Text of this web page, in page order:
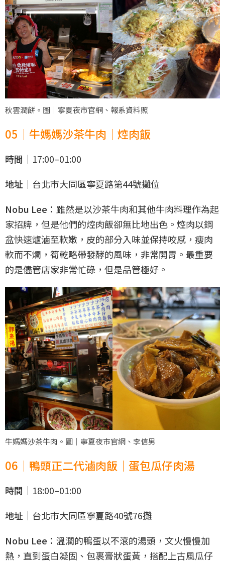
秋雲潤餅。圖｜寧夏夜市官網、報系資料照
05｜牛媽媽沙茶牛肉｜焢肉飯
時間｜ 17:00–01:00
地址｜ 台北市大同區寧夏路第44號攤位
Nobu Lee： 雖然是以沙茶牛肉和其他牛肉料理作為起
家招牌，但是他們的焢肉飯卻無比地出色。焢肉以鋼
盆快速爐滷至軟嫩，皮的部分入味並保持咬感，瘦肉
軟而不爛，筍乾略帶發酵的風味，非常開胃。最重要
的是儘管店家非常忙碌，但是品管極好。
牛媽媽沙茶牛肉。圖｜寧夏夜市官網、李信男
06｜鴨頭正二代滷肉飯｜蛋包瓜仔肉湯
時間｜ 18:00–01:00
地址｜ 台北市大同區寧夏路40號76攤
Nobu Lee： 溫潤的鴨蛋以不滾的湯頭，文火慢慢加
熱，直到蛋白凝固、包裹膏狀蛋黃，搭配上古風瓜仔